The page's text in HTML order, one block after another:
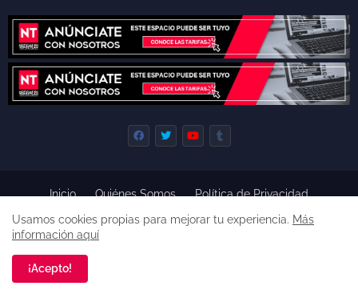
Derechos reservados, 2022 -
Una empresa de
Inicio Quiénes Somos
Política de Privacidad
Derecho de Réplica
Términos y Condiciones de Uso
Usamos cookies propias para mejorar tu experiencia. Más
información aquí
¡Acepto!